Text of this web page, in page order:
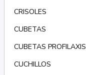
CRISOLES
CUBETAS
CUBETAS PROFILAXIS
CUCHILLOS